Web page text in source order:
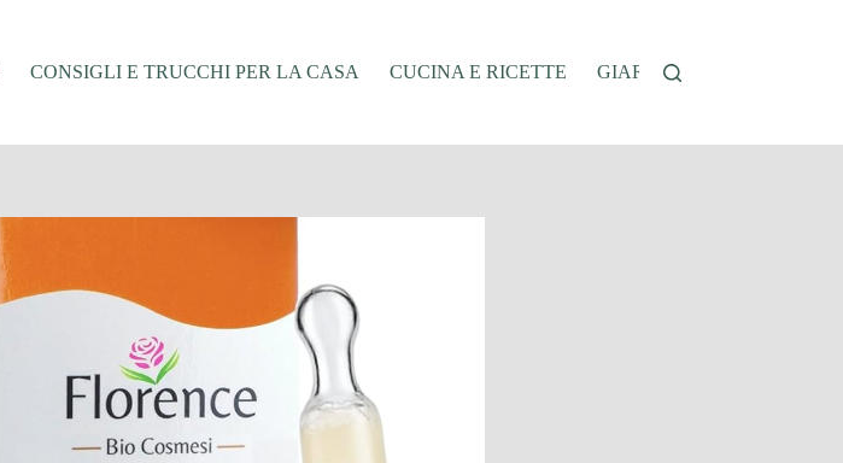
CONSIGLI E TRUCCHI PER LA CASA CUCINA E RICETTE GIARDINAGGIO